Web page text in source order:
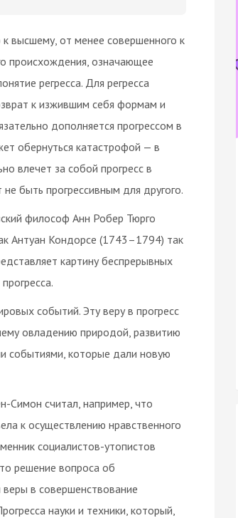
высшему, от менее совершенного к
происхождения, означающее
регресса. Для регресса
к изжившим себя формам и
дополняется прогрессом в
обернуться катастрофой — в
влечет за собой прогресс в
быть прогрессивным для другого.
философ Анн Робер Тюрго
Антуан Кондорсе (1743–1794) так
картину беспрерывных
событий. Эту веру в прогресс
овладению природой, развитию
событиями, которые дали новую
Симон считал, например, что
к осуществлению нравственного
социалистов-утопистов
решение вопроса об
в совершенствование
науки и техники, который,